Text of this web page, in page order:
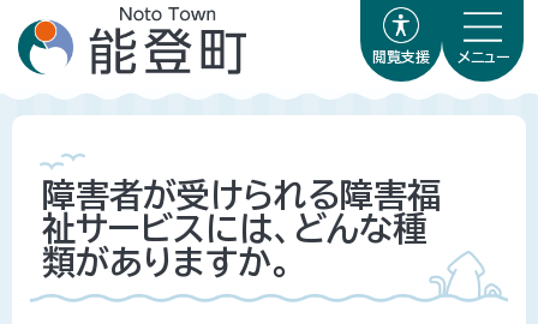
閲覧支援 メニュー
障害者が受けられる障害福
祉サービスには、どんな種
類がありますか。